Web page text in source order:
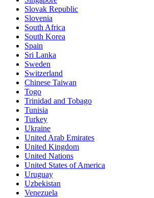
Slovak Republic
Slovenia
South Africa
South Korea
Spain
Sri Lanka
Sweden
Switzerland
Chinese Taiwan
Togo
Trinidad and Tobago
Tunisia
Turkey
Ukraine
United Arab Emirates
United Kingdom
United Nations
United States of America
Uruguay
Uzbekistan
Venezuela